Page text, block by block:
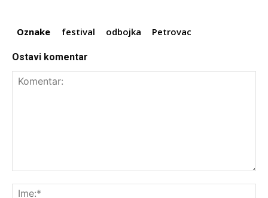
Oznake festival odbojka Petrovac
Ostavi komentar